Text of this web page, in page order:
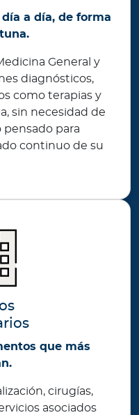
a día, de forma
General y
diagnósticos,
como terapias y
sin necesidad de
pensado para
continuo de su
que más
cirugías,
asociados